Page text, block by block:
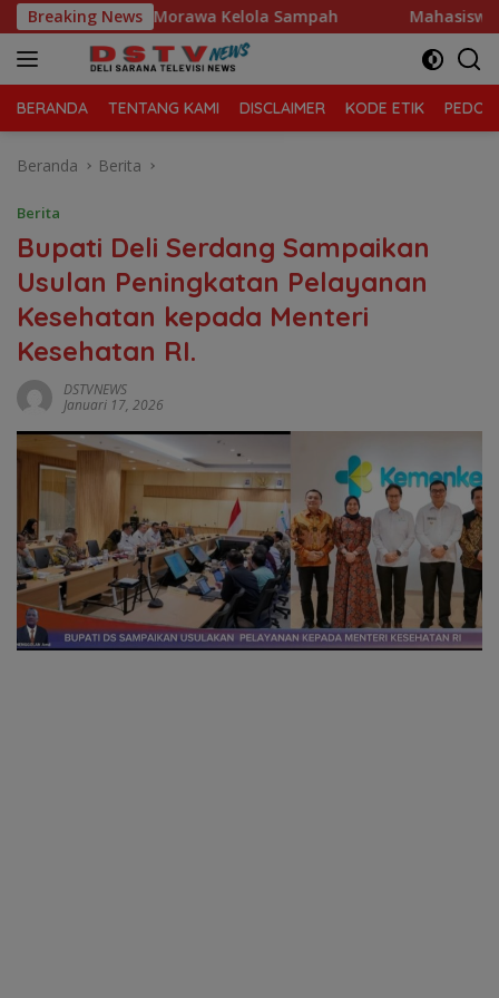
Langsung
ke
konten
Breaking News
Tanjung Morawa Kelola Sampah Mahasiswa Desak
BERANDA TENTANG KAMI DISCLAIMER KODE ETIK
Beranda Berita
Berita
Bupati Deli Serdang Sampaikan
Usulan Peningkatan Pelayanan
Kesehatan kepada Menteri
Kesehatan RI.
DSTVNEWS
Januari 17, 2026